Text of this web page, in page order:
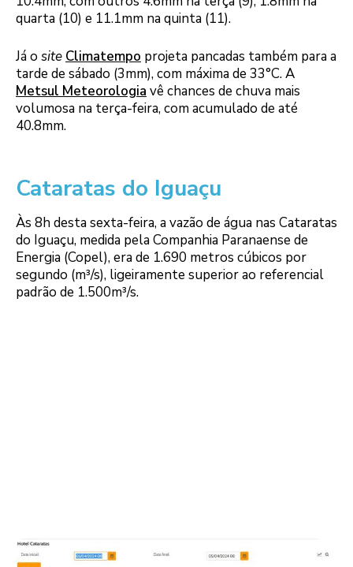
quarta (10) e 11.1mm na quinta (11).
Já o site Climatempo projeta pancadas também para a
tarde de sábado (3mm), com máxima de 33°C. A
Metsul Meteorologia vê chances de chuva mais
volumosa na terça-feira, com acumulado de até
40.8mm.
Cataratas do Iguaçu
Às 8h desta sexta-feira, a vazão de água nas Cataratas
do Iguaçu, medida pela Companhia Paranaense de
Energia (Copel), era de 1.690 metros cúbicos por
segundo (m³/s), ligeiramente superior ao referencial
padrão de 1.500m³/s.